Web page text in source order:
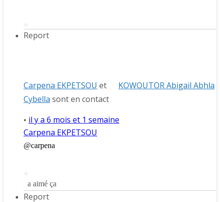
Report
Carpena EKPETSOU et
KOWOUTOR Abigail Abhla
Cybella sont en contact
• il y a 6 mois et 1 semaine
Carpena EKPETSOU
@carpena
a aimé ça
Report